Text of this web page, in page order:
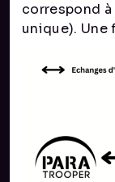
correspond
unique). Une